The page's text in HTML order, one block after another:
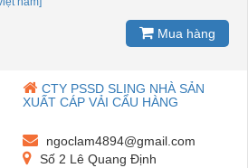
Mua hàng
CTY PSSD SLING NHÀ SẢN
XUẤT CÁP VẢI CẨU HÀNG
ngoclam4894@gmail.com
Số 2 Lê Quang Định